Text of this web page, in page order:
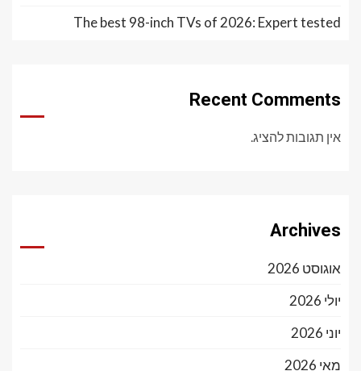
The best 98-inch TVs of 2026: Expert tested
Recent Comments
אין תגובות להציג.
Archives
אוגוסט 2026
יולי 2026
יוני 2026
מאי 2026